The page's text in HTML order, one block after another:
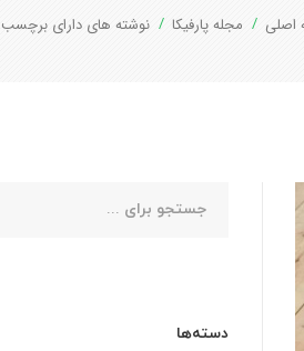
اصلی مجله پارفیکا نوشته های دارای
دسته‌ها